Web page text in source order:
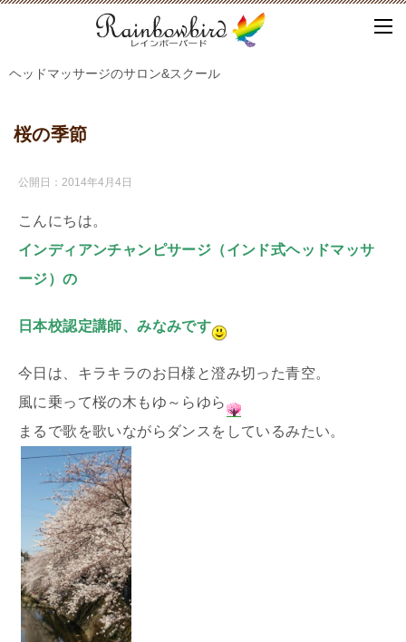
ヘッドマッサージのサロン&スクール
桜の季節
公開日： 2014年4月4日
こんにちは。
インディアンチャンピサージ（インド式ヘッドマッサ
ージ）の
日本校認定講師、みなみです
今日は、キラキラのお日様と澄み切った青空。
風に乗って桜の木もゆ～らゆら
まるで歌を歌いながらダンスをしているみたい。